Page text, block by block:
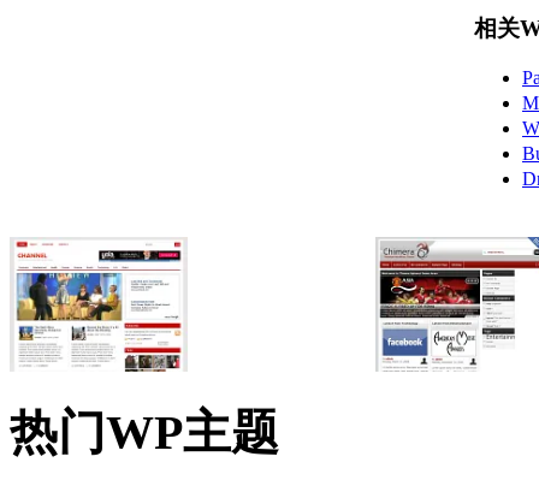
相关
热门WP主题